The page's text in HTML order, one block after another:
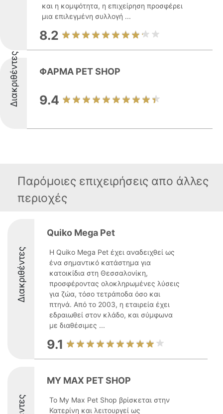
και η κομψότητα, η επιχείρηση προσφέρει
μια επιλεγμένη συλλογή ...
8.2
Διακριθέντες ΦΑΡΜΑ PET SHOP
9.4
Παρόμοιες επιχειρήσεις απο άλλες
περιοχές
Διακριθέντες
Quiko Mega Pet
Η Quiko Mega Pet έχει αναδειχθεί ως
ένα σημαντικό κατάστημα για
κατοικίδια στη Θεσσαλονίκη,
προσφέροντας ολοκληρωμένες λύσεις
για ζώα, τόσο τετράποδα όσο και
πτηνά. Από το 2003, η εταιρεία έχει
εδραιωθεί στον κλάδο, και σύμφωνα
με διαθέσιμες ...
9.1
MY MAX PET SHOP
Το My Max Pet Shop βρίσκεται στην
Κατερίνη και λειτουργεί ως